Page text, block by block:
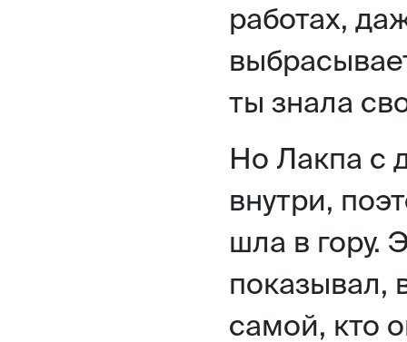
работах,
ты знала
Но Лакпа с
внутри,
шла в гору.
показывал,
самой, кто